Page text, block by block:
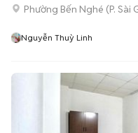
Phường Bến Nghé (P. Sài
Nguyễn Thuỳ Linh